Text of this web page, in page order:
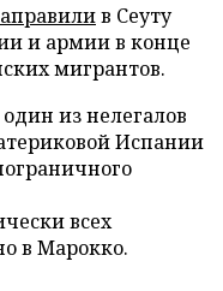
в Сеуту
и армии в конце
мигрантов.
из нелегалов
Испании
всех
в Марокко.